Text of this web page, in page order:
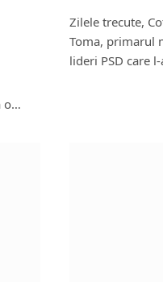
o…
Zilele trecute,
Toma, primarul
lideri PSD care